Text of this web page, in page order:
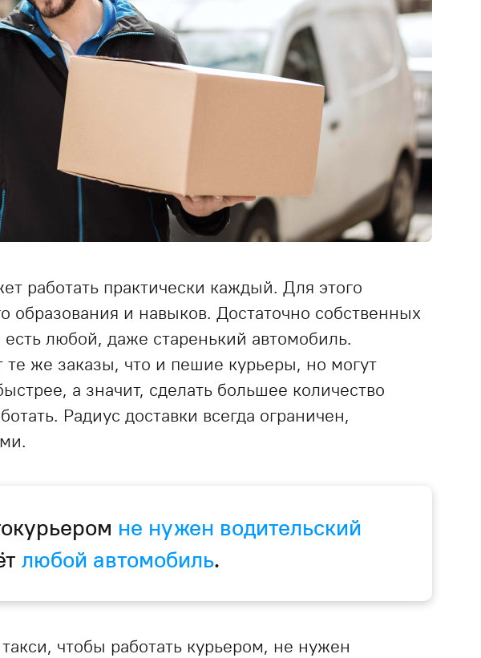
работать практически каждый. Для этого
образования и навыков. Достаточно собственных
любой, даже старенький автомобиль.
те же заказы, что и пешие курьеры, но могут
а значит, сделать большее количество
Радиус доставки всегда ограничен,
не нужен водительский
любой автомобиль.
чтобы работать курьером, не нужен